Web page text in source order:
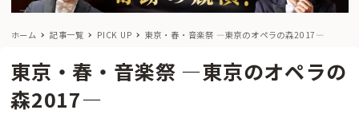
ホーム 記事一覧 PICK UP 東京・春・音楽祭 ―東京のオペラの森2017―
東京・春・音楽祭 ―東京のオペラの
森2017―